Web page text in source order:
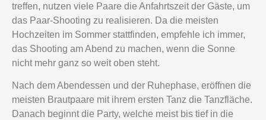
treffen, nutzen viele Paare die Anfahrtszeit der Gäste, um
das Paar-Shooting zu realisieren. Da die meisten
Hochzeiten im Sommer stattfinden, empfehle ich immer,
das Shooting am Abend zu machen, wenn die Sonne
nicht mehr ganz so weit oben steht.
Nach dem Abendessen und der Ruhephase, eröffnen die
meisten Brautpaare mit ihrem ersten Tanz die Tanzfläche.
Danach beginnt die Party, welche meist bis tief in die